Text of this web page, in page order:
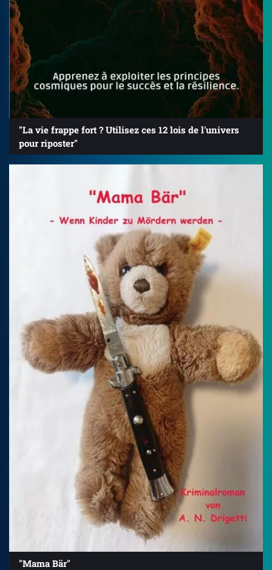
"La vie frappe fort ? Utilisez ces 12 lois de l'univers
pour riposter"
"Mama Bär"